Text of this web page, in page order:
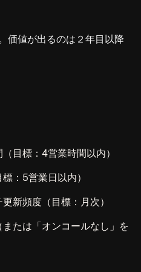
価値が出るのは２年目以降
目標：4営業時間以内）
：5営業日以内）
新頻度（目標：月次）
たは「オンコールなし」を